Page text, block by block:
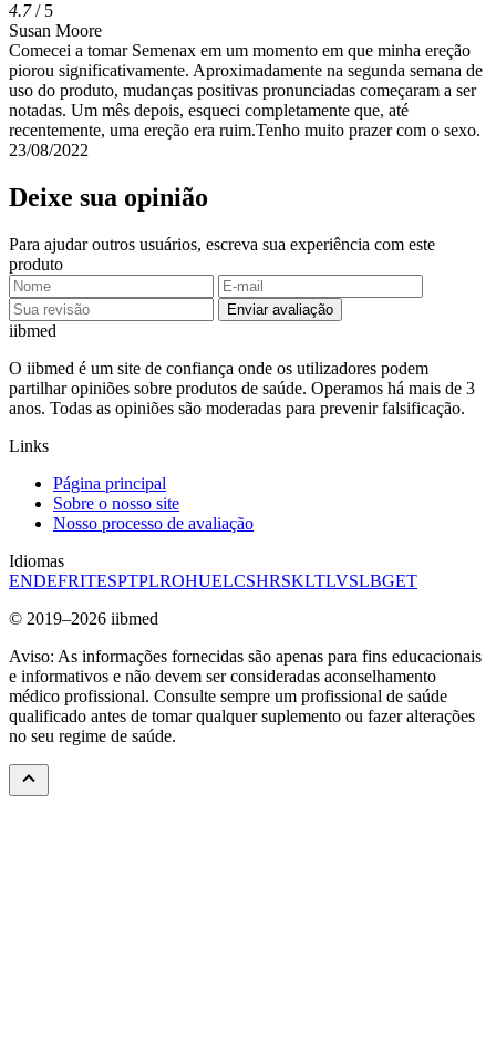
4.7/ 5
Susan Moore
Comecei a tomar Semenax em um momento em que minha ereção
piorou significativamente. Aproximadamente na segunda semana de
uso do produto, mudanças positivas pronunciadas começaram a ser
notadas. Um mês depois, esqueci completamente que, até
recentemente, uma ereção era ruim.Tenho muito prazer com o sexo.
23/08/2022
Deixe sua opinião
Para ajudar outros usuários, escreva sua experiência com este
produto
Enviar avaliação
iibmed
O iibmed é um site de confiança onde os utilizadores podem
partilhar opiniões sobre produtos de saúde. Operamos há mais de 3
anos. Todas as opiniões são moderadas para prevenir falsificação.
Links
Página principal
Sobre o nosso site
Nosso processo de avaliação
Idiomas
ENDEFRITESPTPLROHUELCSHRSKLTLVSLBGET
© 2019–2026 iibmed
Aviso: As informações fornecidas são apenas para fins educacionais
e informativos e não devem ser consideradas aconselhamento
médico profissional. Consulte sempre um profissional de saúde
qualificado antes de tomar qualquer suplemento ou fazer alterações
no seu regime de saúde.